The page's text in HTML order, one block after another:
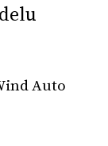
Auto